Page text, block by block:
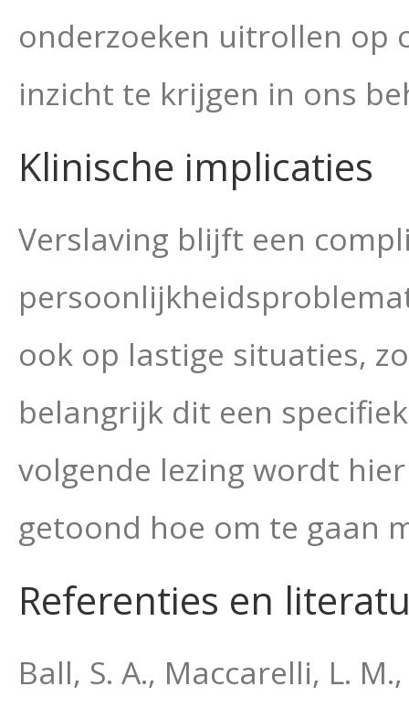
onderzoeken uitrollen op
inzicht te krijgen in ons
Klinische implicaties
Verslaving blijft een
ook op lastige situaties,
belangrijk dit een
volgende lezing wordt
getoond hoe om te gaan
Referenties en
Ball, S. A., Maccarelli, L.